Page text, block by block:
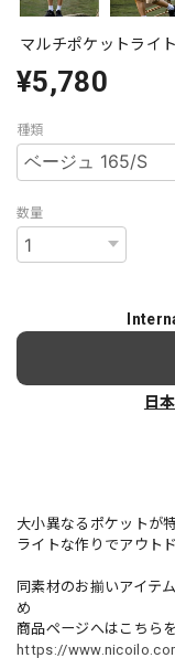
マルチポケットライ
¥5,780
種類
数量
日
大小異なるポケットが
ライトな作りでアウト
同素材のお揃いアイ
め
商品ページへはこちら
https://